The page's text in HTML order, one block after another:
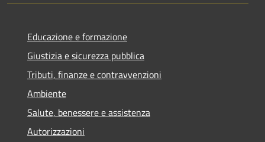
Educazione e formazione
Giustizia e sicurezza pubblica
Tributi, finanze e contravvenzioni
Ambiente
Salute, benessere e assistenza
Autorizzazioni